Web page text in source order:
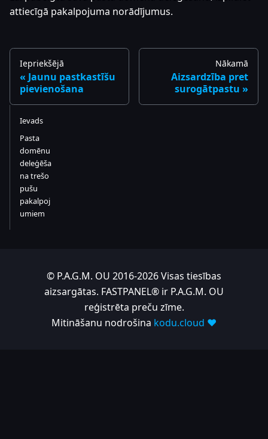
attiecīgā pakalpojuma norādījumus.
Iepriekšējā
Jaunu pastkastīšu
pievienošana
Nākamā
Aizsardzība pret
surogātpastu
Ievads
Pasta
domēnu
deleģēša
na trešo
pušu
pakalpoj
umiem
© P.A.G.M. OU 2016-2026 Visas tiesības
aizsargātas. FASTPANEL® ir P.A.G.M. OU
reģistrēta preču zīme.
Mitināšanu nodrošina kodu.cloud ❤️